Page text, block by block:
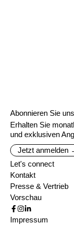
Abonnieren Sie
Erhalten Sie
und exklusiven
Jetzt anmelden
Let's connect
Kontakt
Presse & Vertrieb
Vorschau
Impressum